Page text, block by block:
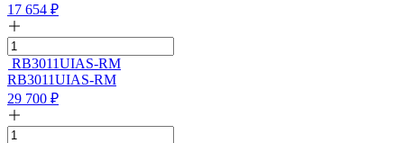
17 654 ₽
RB3011UIAS-RM
RB3011UIAS-RM
29 700 ₽